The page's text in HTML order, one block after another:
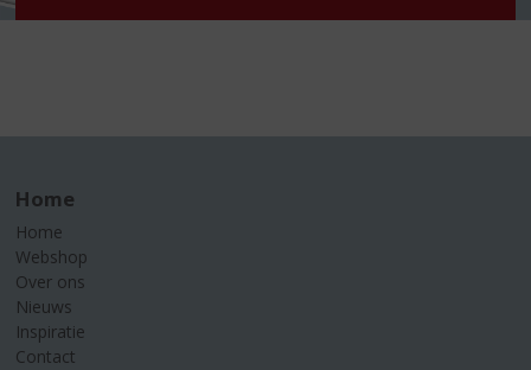
Home
Home
Webshop
Over ons
Nieuws
Inspiratie
Contact